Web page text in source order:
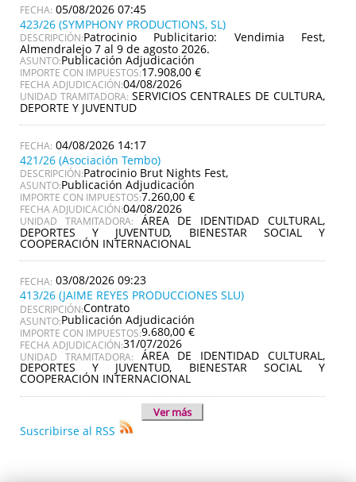
05/08/2026 07:45
423/26 (SYMPHONY PRODUCTIONS, SL)
DESCRIPCIÓN:Patrocinio Publicitario: Vendimia Fest,
Almendralejo 7 al 9 de agosto 2026.
ASUNTO:Publicación Adjudicación
IMPORTE CON IMPUESTOS:17.908,00 €
FECHA ADJUDICACIÓN:04/08/2026
UNIDAD TRAMITADORA: SERVICIOS CENTRALES DE CULTURA,
DEPORTE Y JUVENTUD
04/08/2026 14:17
421/26 (Asociación Tembo)
DESCRIPCIÓN:Patrocinio Brut Nights Fest,
ASUNTO:Publicación Adjudicación
IMPORTE CON IMPUESTOS:7.260,00 €
FECHA ADJUDICACIÓN:04/08/2026
UNIDAD TRAMITADORA: ÁREA DE IDENTIDAD CULTURAL,
DEPORTES Y JUVENTUD, BIENESTAR SOCIAL Y
COOPERACIÓN INTERNACIONAL
03/08/2026 09:23
413/26 (JAIME REYES PRODUCCIONES SLU)
DESCRIPCIÓN:Contrato
ASUNTO:Publicación Adjudicación
IMPORTE CON IMPUESTOS:9.680,00 €
FECHA ADJUDICACIÓN:31/07/2026
UNIDAD TRAMITADORA: ÁREA DE IDENTIDAD CULTURAL,
DEPORTES Y JUVENTUD, BIENESTAR SOCIAL Y
COOPERACIÓN INTERNACIONAL
Ver más
Suscribirse al RSS